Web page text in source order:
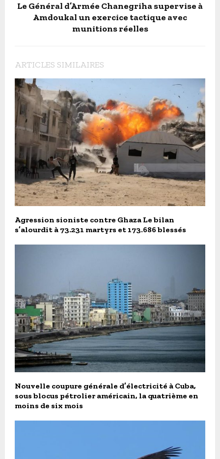
Le Général d’Armée Chanegriha supervise à
Amdoukal un exercice tactique avec
munitions réelles
ARTICLES SIMILAIRES
Agression sioniste contre Ghaza Le bilan
s’alourdit à 73.231 martyrs et 173.686 blessés
Nouvelle coupure générale d’électricité à Cuba,
sous blocus pétrolier américain, la quatrième en
moins de six mois